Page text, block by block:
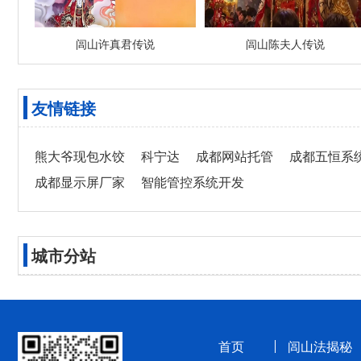
闾山许真君传说 闾山陈夫人传说
友情链接
熊大爷现包水饺 科宁达 成都网站托管
成都五恒系
成都显示屏厂家
智能管控系统开发
城市分站
首页 闾山法揭秘